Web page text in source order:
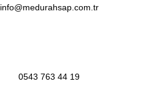
info@medurahsap.com.tr
0543 763 44 19